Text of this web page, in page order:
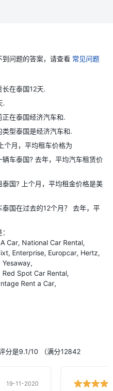
问题的答案，请查看 常见问题
在泰国12天.
.
在泰国经济汽车和.
型泰国是经济汽车和.
个月，平均租车价格为
车泰国? 去年，平均汽车租赁价
国? 上个月，平均租金价格是美
国在过去的12个月？ 去年，平
Car National Car Rental
Enterprise Europcar Hertz
Yesaway
Red Spot Car Rental
Rent a Car
分是9.1/10 （满分12842
19-11-2020